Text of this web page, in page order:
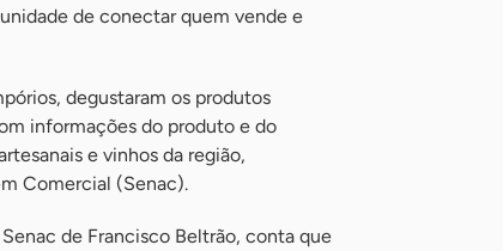
de conectar quem vende e
degustaram os produtos
informações do produto e do
e vinhos da região,
Comercial (Senac).
de Francisco Beltrão, conta que